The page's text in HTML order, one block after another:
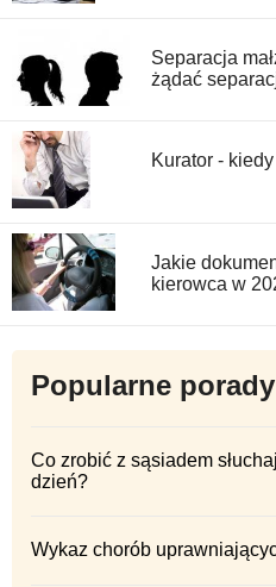
Separacja
żądać
Kurator -
Jakie
kierowca w
Popularne porady
Co zrobić z sąsiadem
dzień?
Wykaz chorób